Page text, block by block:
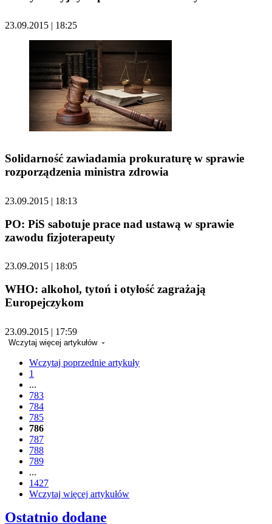
23.09.2015 | 18:25
Solidarność zawiadamia prokuraturę w sprawie
rozporządzenia ministra zdrowia
23.09.2015 | 18:13
PO: PiS sabotuje prace nad ustawą w sprawie
zawodu fizjoterapeuty
23.09.2015 | 18:05
WHO: alkohol, tytoń i otyłość zagrażają
Europejczykom
23.09.2015 | 17:59
Wczytaj więcej artykułów
Wczytaj poprzednie artykuły
1
...
783
784
785
786
787
788
789
...
1427
Wczytaj więcej artykułów
Ostatnio dodane